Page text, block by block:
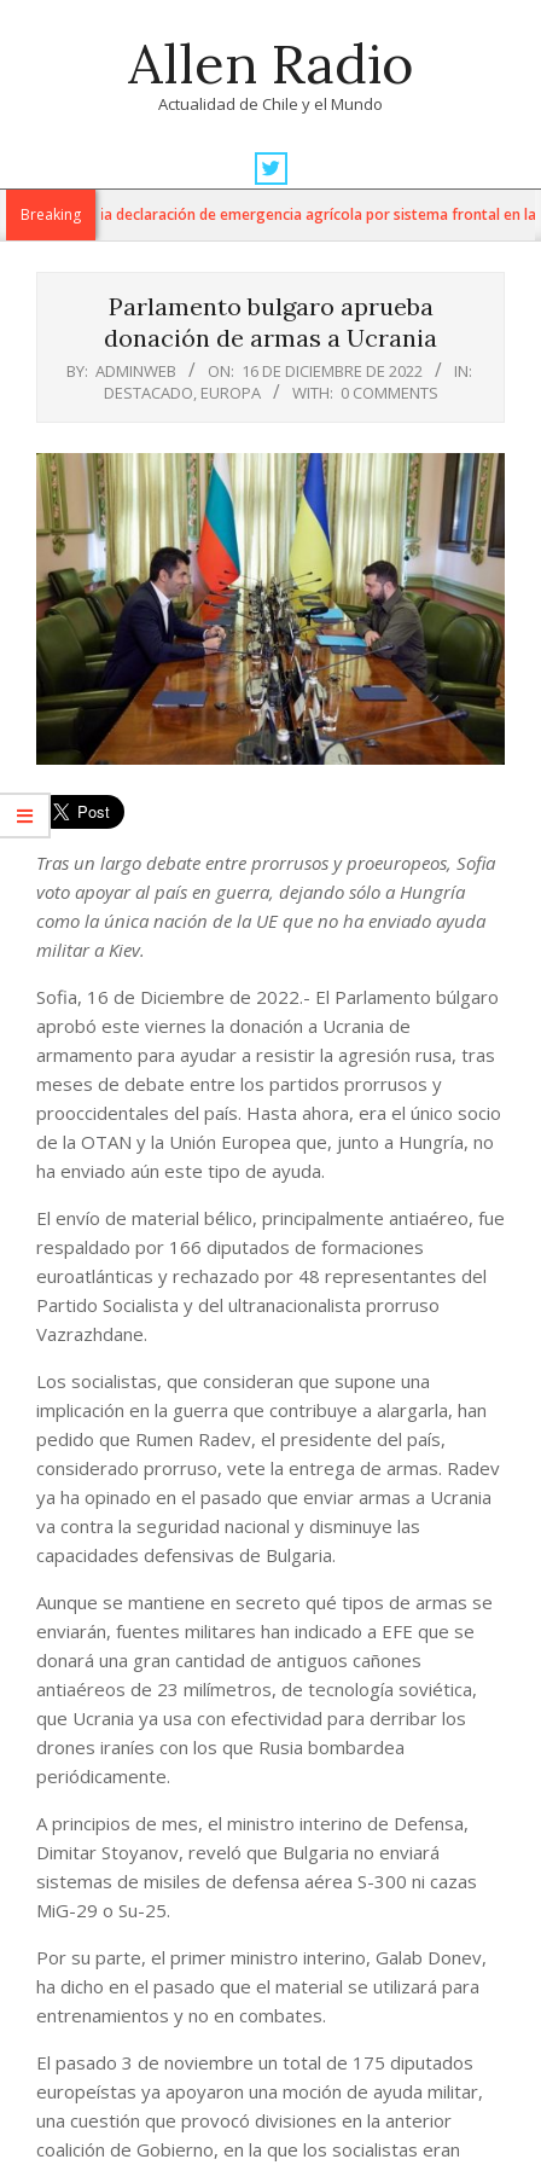
Allen Radio
Actualidad de Chile y el Mundo
Navigation
MenuBreaking
anuncia declaración de emergencia agrícola por sistema frontal en la
Parlamento bulgaro aprueba
donación de armas a Ucrania
BY: ADMINWEB ON: 16 DE DICIEMBRE DE 2022
IN:
DESTACADO, EUROPA WITH: 0 COMMENTS
Tras un largo debate entre prorrusos y proeuropeos, Sofia
voto apoyar al país en guerra, dejando sólo a Hungría
como la única nación de la UE que no ha enviado ayuda
militar a Kiev.
Sofia, 16 de Diciembre de 2022.- El Parlamento búlgaro
aprobó este viernes la donación a Ucrania de
armamento para ayudar a resistir la agresión rusa, tras
meses de debate entre los partidos prorrusos y
prooccidentales del país. Hasta ahora, era el único socio
de la OTAN y la Unión Europea que, junto a Hungría, no
ha enviado aún este tipo de ayuda.
El envío de material bélico, principalmente antiaéreo, fue
respaldado por 166 diputados de formaciones
euroatlánticas y rechazado por 48 representantes del
Partido Socialista y del ultranacionalista prorruso
Vazrazhdane.
Los socialistas, que consideran que supone una
implicación en la guerra que contribuye a alargarla, han
pedido que Rumen Radev, el presidente del país,
considerado prorruso, vete la entrega de armas. Radev
ya ha opinado en el pasado que enviar armas a Ucrania
va contra la seguridad nacional y disminuye las
capacidades defensivas de Bulgaria.
Aunque se mantiene en secreto qué tipos de armas se
enviarán, fuentes militares han indicado a EFE que se
donará una gran cantidad de antiguos cañones
antiaéreos de 23 milímetros, de tecnología soviética,
que Ucrania ya usa con efectividad para derribar los
drones iraníes con los que Rusia bombardea
periódicamente.
A principios de mes, el ministro interino de Defensa,
Dimitar Stoyanov, reveló que Bulgaria no enviará
sistemas de misiles de defensa aérea S-300 ni cazas
MiG-29 o Su-25.
Por su parte, el primer ministro interino, Galab Donev,
ha dicho en el pasado que el material se utilizará para
entrenamientos y no en combates.
El pasado 3 de noviembre un total de 175 diputados
europeístas ya apoyaron una moción de ayuda militar,
una cuestión que provocó divisiones en la anterior
coalición de Gobierno, en la que los socialistas eran